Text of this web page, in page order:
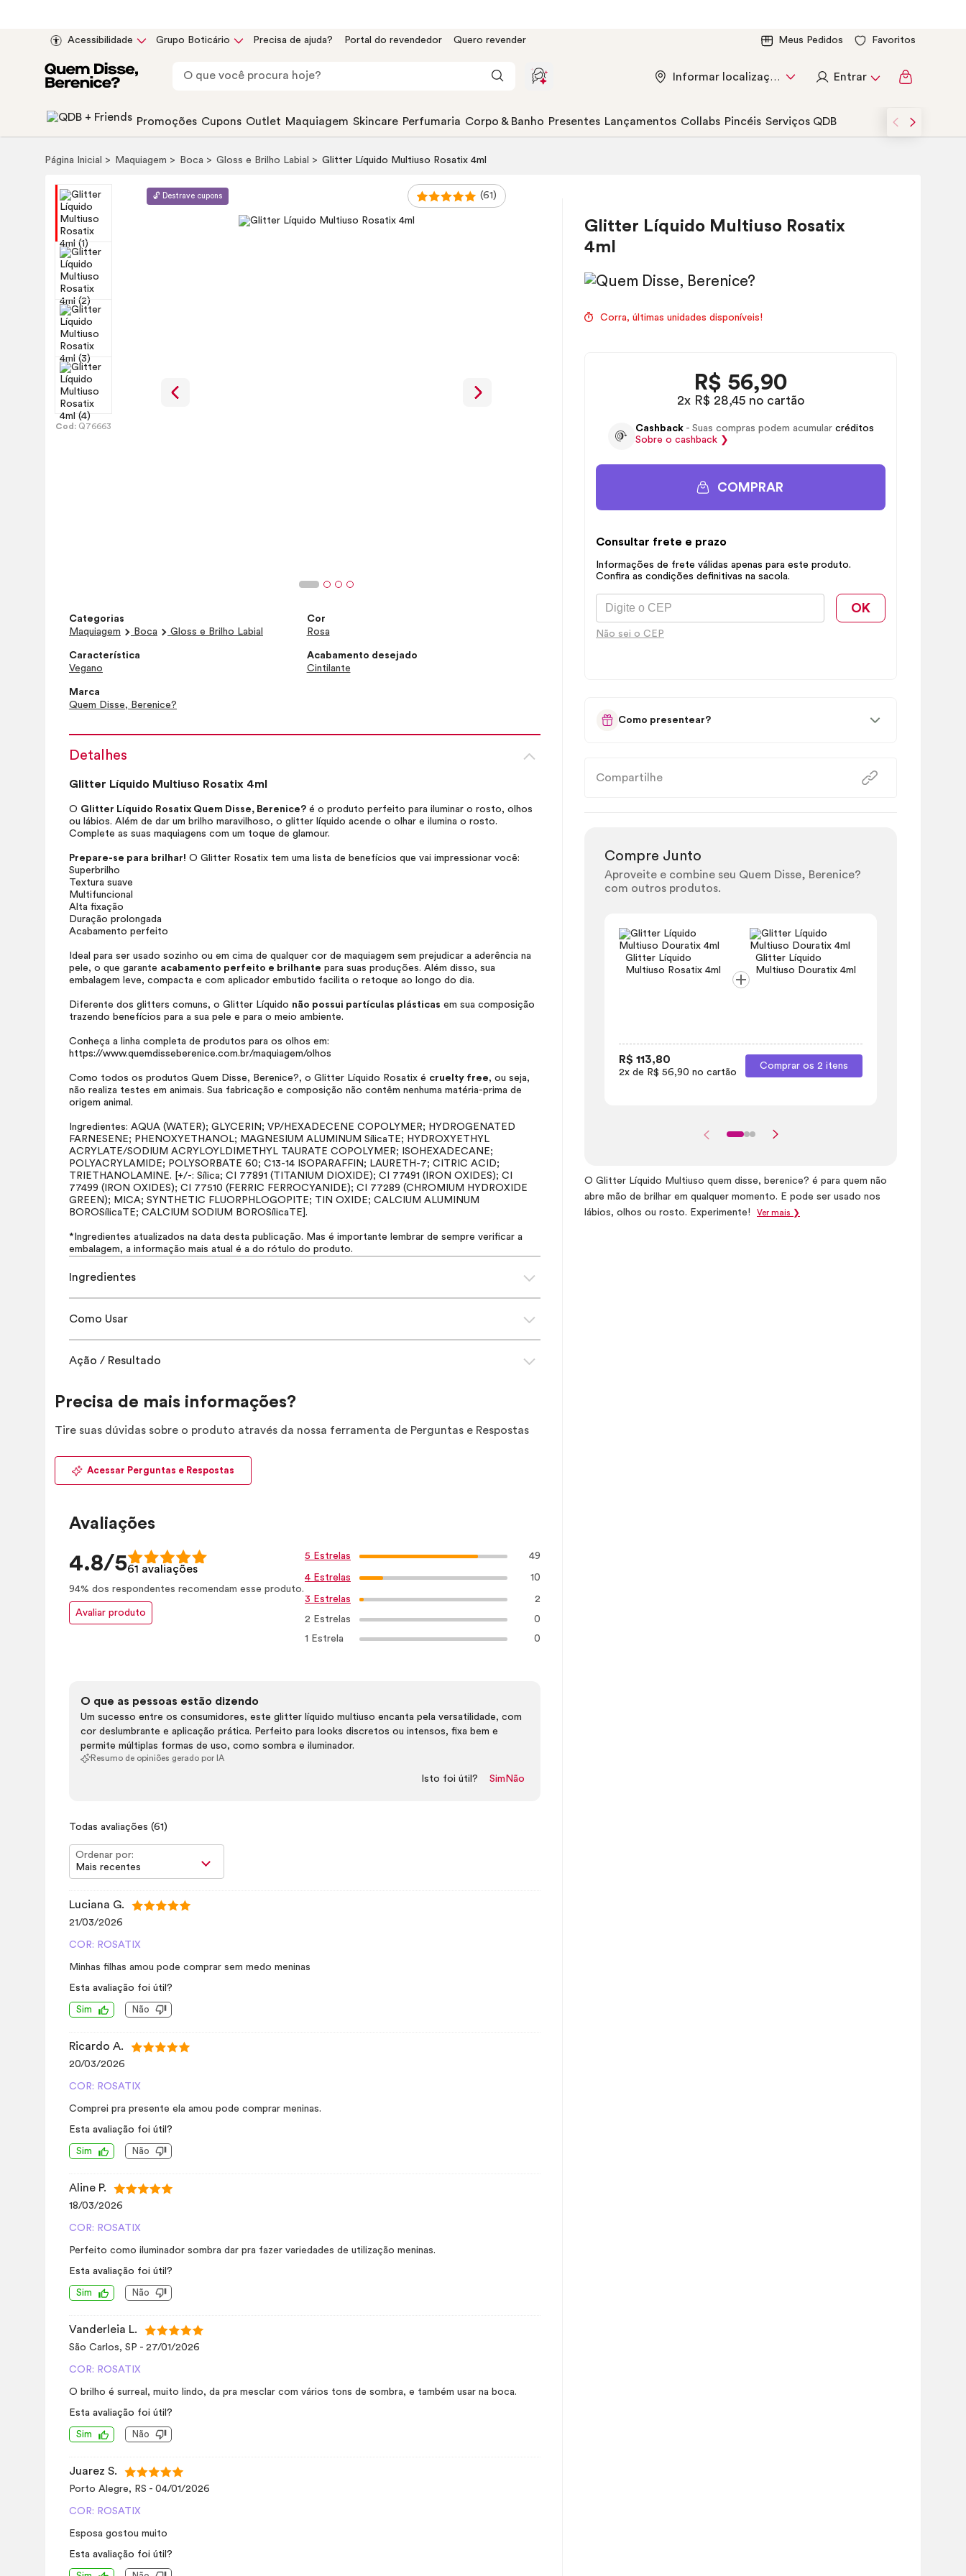
Acessibilidade Grupo Boticário Precisa de ajuda? Portal do revendedor Quero revender Meus Pedidos Favoritos
Informar localização Entrar
Promoções Cupons Outlet Maquiagem Skincare Perfumaria Corpo & Banho Presentes Lançamentos Collabs Pincéis Serviços QDB
Página Inicial Maquiagem Boca Gloss e Brilho Labial Glitter Líquido Multiuso Rosatix 4ml
Glitter Líquido Multiuso Rosatix
4ml
Corra, últimas unidades disponíveis!
R$ 56,90
2x R$ 28,45 no cartão
Cashback- Suas compras podem acumular créditos
Sobre o cashback❯
COMPRAR
Consultar frete e prazo
Informações de frete válidas apenas para este produto.
Confira as condições definitivas na sacola.
OK
Não sei o CEP
Como presentear?
Compartilhe
Compre Junto
Aproveite e combine seu Quem Disse, Berenice?
com outros produtos.
Glitter Líquido
Multiuso Rosatix 4ml
Glitter Líquido
Multiuso Douratix 4ml
R$ 113,80
2x de R$ 56,90 no cartão
Comprar os 2 itens
O Glitter Líquido Multiuso quem disse, berenice? é para quem não
abre mão de brilhar em qualquer momento. E pode ser usado nos
lábios, olhos ou rosto. Experimente!
Ver mais ❯
🔓 Destrave cupons (61)
Cod: Q76663
Categorias
Maquiagem
Boca Gloss e Brilho Labial
Cor
Rosa
Característica
Vegano
Acabamento desejado
Cintilante
Marca
Quem Disse, Berenice?
Detalhes
Glitter Líquido Multiuso Rosatix 4ml
O Glitter Líquido Rosatix Quem Disse, Berenice? é o produto perfeito para iluminar o rosto, olhos
ou lábios. Além de dar um brilho maravilhoso, o glitter líquido acende o olhar e ilumina o rosto.
Complete as suas maquiagens com um toque de glamour.
Prepare-se para brilhar! O Glitter Rosatix tem uma lista de benefícios que vai impressionar você:
Superbrilho
Textura suave
Multifuncional
Alta fixação
Duração prolongada
Acabamento perfeito
Ideal para ser usado sozinho ou em cima de qualquer cor de maquiagem sem prejudicar a aderência na
pele, o que garante acabamento perfeito e brilhante para suas produções. Além disso, sua
embalagem leve, compacta e com aplicador embutido facilita o retoque ao longo do dia.
Diferente dos glitters comuns, o Glitter Líquido não possui partículas plásticas em sua composição
trazendo benefícios para a sua pele e para o meio ambiente.
Conheça a linha completa de produtos para os olhos em:
https://www.quemdisseberenice.com.br/maquiagem/olhos
Como todos os produtos Quem Disse, Berenice?, o Glitter Líquido Rosatix é cruelty free, ou seja,
não realiza testes em animais. Sua fabricação e composição não contêm nenhuma matéria-prima de
origem animal.
Ingredientes: AQUA (WATER); GLYCERIN; VP/HEXADECENE COPOLYMER; HYDROGENATED
FARNESENE; PHENOXYETHANOL; MAGNESIUM ALUMINUM SílicaTE; HYDROXYETHYL
ACRYLATE/SODIUM ACRYLOYLDIMETHYL TAURATE COPOLYMER; ISOHEXADECANE;
POLYACRYLAMIDE; POLYSORBATE 60; C13-14 ISOPARAFFIN; LAURETH-7; CITRIC ACID;
TRIETHANOLAMINE. [+/-: Sílica; CI 77891 (TITANIUM DIOXIDE); CI 77491 (IRON OXIDES); CI
77499 (IRON OXIDES); CI 77510 (FERRIC FERROCYANIDE); CI 77289 (CHROMIUM HYDROXIDE
GREEN); MICA; SYNTHETIC FLUORPHLOGOPITE; TIN OXIDE; CALCIUM ALUMINUM
BOROSílicaTE; CALCIUM SODIUM BOROSílicaTE].
*Ingredientes atualizados na data desta publicação. Mas é importante lembrar de sempre verificar a
embalagem, a informação mais atual é a do rótulo do produto.
Ingredientes
Como Usar
Ação / Resultado
Precisa de mais informações?
Tire suas dúvidas sobre o produto através da nossa ferramenta de Perguntas e Respostas
Acessar Perguntas e Respostas
Avaliações
4.8/561 avaliações
94% dos respondentes recomendam esse produto.
Avaliar produto
5 Estrelas 49
4 Estrelas 10
3 Estrelas 2
2 Estrelas
0
1 Estrela
0
O que as pessoas estão dizendo
Um sucesso entre os consumidores, este glitter líquido multiuso encanta pela versatilidade, com
cor deslumbrante e aplicação prática. Perfeito para looks discretos ou intensos, fixa bem e
permite múltiplas formas de uso, como sombra e iluminador.
Resumo de opiniões gerado por IA
Isto foi útil? Sim Não
Todas avaliações (61)
Ordenar por:
Mais recentes
Luciana G.
21/03/2026
COR: ROSATIX
Minhas filhas amou pode comprar sem medo meninas
Esta avaliação foi útil?
Sim Não
Ricardo A.
20/03/2026
COR: ROSATIX
Comprei pra presente ela amou pode comprar meninas.
Esta avaliação foi útil?
Sim Não
Aline P.
18/03/2026
COR: ROSATIX
Perfeito como iluminador sombra dar pra fazer variedades de utilização meninas.
Esta avaliação foi útil?
Sim Não
Vanderleia L.
São Carlos, SP - 27/01/2026
COR: ROSATIX
O brilho é surreal, muito lindo, da pra mesclar com vários tons de sombra, e também usar na boca.
Esta avaliação foi útil?
Sim Não
Juarez S.
Porto Alegre, RS - 04/01/2026
COR: ROSATIX
Esposa gostou muito
Esta avaliação foi útil?